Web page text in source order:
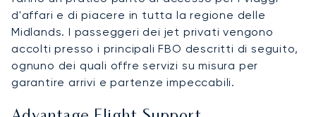
d'affari e di piacere in tutta la regione delle
Midlands. I passeggeri dei jet privati vengono
accolti presso i principali FBO descritti di seguito,
ognuno dei quali offre servizi su misura per
garantire arrivi e partenze impeccabili.